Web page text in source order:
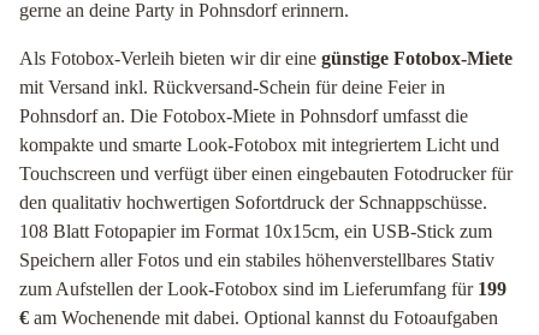
gerne an deine Party in Pohnsdorf erinnern.
Als Fotobox-Verleih bieten wir dir eine günstige Fotobox-Miete
mit Versand inkl. Rückversand-Schein für deine Feier in
Pohnsdorf an. Die Fotobox-Miete in Pohnsdorf umfasst die
kompakte und smarte Look-Fotobox mit integriertem Licht und
Touchscreen und verfügt über einen eingebauten Fotodrucker für
den qualitativ hochwertigen Sofortdruck der Schnappschüsse.
108 Blatt Fotopapier im Format 10x15cm, ein USB-Stick zum
Speichern aller Fotos und ein stabiles höhenverstellbares Stativ
zum Aufstellen der Look-Fotobox sind im Lieferumfang für 199
€ am Wochenende mit dabei. Optional kannst du Fotoaufgaben